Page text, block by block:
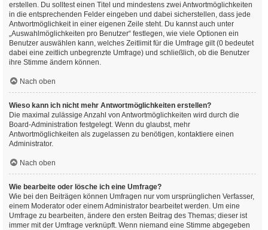
erstellen. Du solltest einen Titel und mindestens zwei Antwortmöglichkeiten
in die entsprechenden Felder eingeben und dabei sicherstellen, dass jede
Antwortmöglichkeit in einer eigenen Zeile steht. Du kannst auch unter
„Auswahlmöglichkeiten pro Benutzer“ festlegen, wie viele Optionen ein
Benutzer auswählen kann, welches Zeitlimit für die Umfrage gilt (0 bedeutet
dabei eine zeitlich unbegrenzte Umfrage) und schließlich, ob die Benutzer
ihre Stimme ändern können.
Nach oben
Wieso kann ich nicht mehr Antwortmöglichkeiten erstellen?
Die maximal zulässige Anzahl von Antwortmöglichkeiten wird durch die
Board-Administration festgelegt. Wenn du glaubst, mehr
Antwortmöglichkeiten als zugelassen zu benötigen, kontaktiere einen
Administrator.
Nach oben
Wie bearbeite oder lösche ich eine Umfrage?
Wie bei den Beiträgen können Umfragen nur vom ursprünglichen Verfasser,
einem Moderator oder einem Administrator bearbeitet werden. Um eine
Umfrage zu bearbeiten, ändere den ersten Beitrag des Themas; dieser ist
immer mit der Umfrage verknüpft. Wenn niemand eine Stimme abgegeben